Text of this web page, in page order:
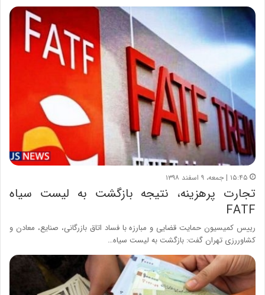
۱۵:۴۵ | جمعه، ۹ اسفند ۱۳۹۸
تجارت پرهزینه، نتیجه بازگشت به لیست سیاه
FATF
رییس کمیسیون حمایت قضایی و مبارزه با فساد اتاق بازرگانی، صنایع، معادن و
کشاوررزی تهران گفت: بازگشت به لیست سیاه…